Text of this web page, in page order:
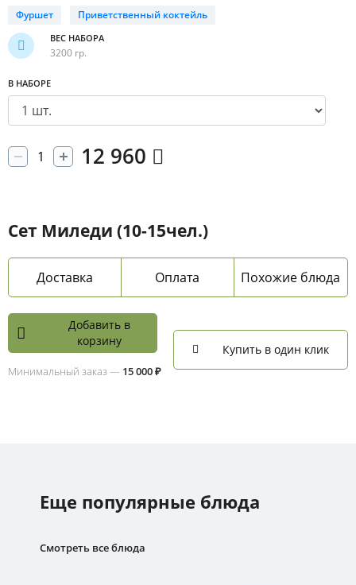
Сет Миледи (10-15чел.)
Доставка Оплата Похожие блюда
Фуршет Приветственный коктейль
ВЕС НАБОРА
3200 гр.
В НАБОРЕ
12 960
Добавить в
корзину
Минимальный заказ — 15 000 ₽
Купить в один клик
Еще популярные блюда
Смотреть все блюда